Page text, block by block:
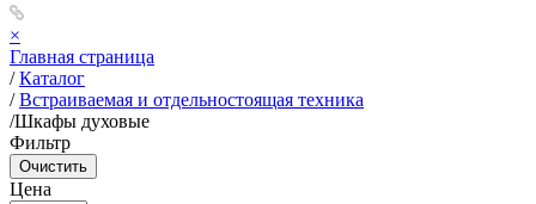
×
Главная страница
/ Каталог
/ Встраиваемая и отдельностоящая техника
/Шкафы духовые
Фильтр
Цена